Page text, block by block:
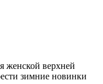
женской верхней
зимние новинки